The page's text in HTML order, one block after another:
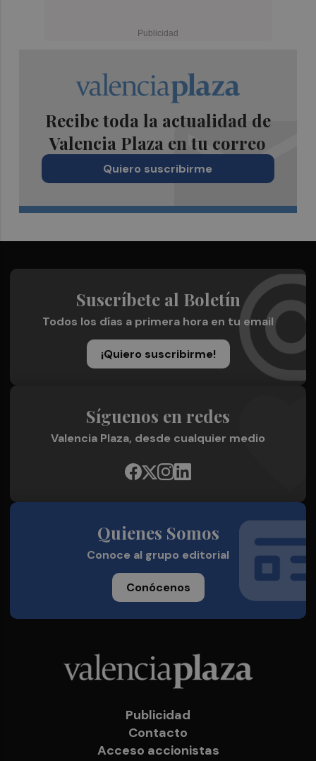
Recibe toda la actualidad de
Valencia Plaza en tu correo
Quiero suscribirme
Suscríbete al Boletín
Todos los días a primera hora en tu email
¡Quiero suscribirme!
Síguenos en redes
Valencia Plaza, desde cualquier medio
Quienes Somos
Conoce al grupo editorial
Conócenos
Publicidad
Contacto
Acceso accionistas